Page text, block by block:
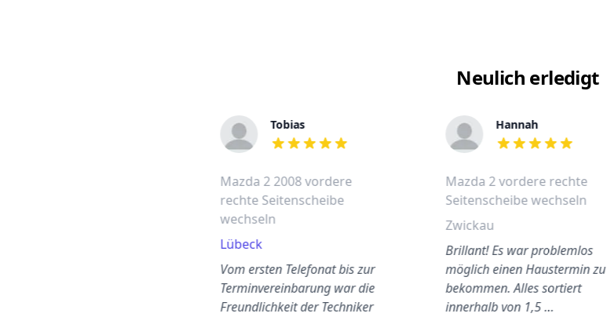
Neulich erledigt
Tobias
out of 5 stars
Mazda 2 2008 vordere
rechte Seitenscheibe
wechseln
Lübeck
Vom ersten Telefonat bis zur
Terminvereinbarung war die
Freundlichkeit der Techniker
Hannah
out of 5 stars
Mazda 2 vordere rechte
Seitenscheibe wechseln
Zwickau
Brillant! Es war problemlos
möglich einen Haustermin zu
bekommen. Alles sortiert
innerhalb von 1,5 …